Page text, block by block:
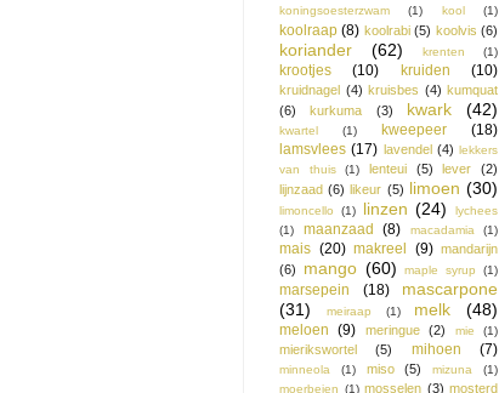
koningsoesterzwam
(1) kool (1)
koolraap (8) koolrabi (5) koolvis (6)
koriander (62) krenten (1)
krootjes (10) kruiden (10)
kruidnagel (4) kruisbes (4) kumquat
(6)
kurkuma (3) kwark (42)
kwartel (1) kweepeer
(18)
lamsvlees (17) lavendel (4) lekkers
van thuis
(1) lenteui (5) lever
(2)
lijnzaad (6) likeur (5) limoen (30)
limoncello (1) linzen (24)
lychees
(1)
maanzaad (8) macadamia (1)
mais (20) makreel (9) mandarijn
(6)
mango (60) maple syrup (1)
marsepein (18)
mascarpone
(31)
meiraap (1) melk (48)
meloen (9) meringue (2) mie (1)
mierikswortel (5) mihoen (7)
minneola (1) miso (5) mizuna
(1)
moerbeien (1) mosselen (3) mosterd